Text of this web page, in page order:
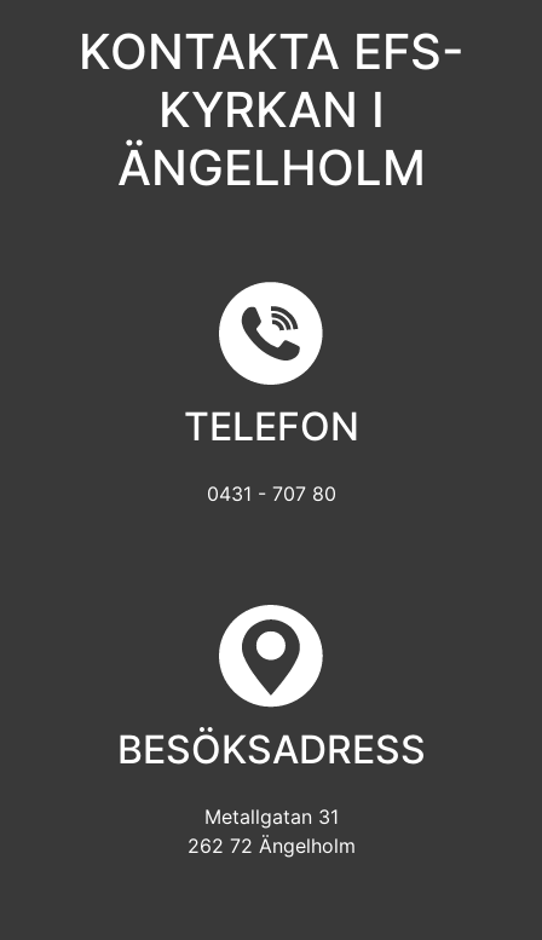
KONTAKTA EFS-
KYRKAN I
ÄNGELHOLM
TELEFON
0431 - 707 80
BESÖKSADRESS
Metallgatan 31
262 72 Ängelholm